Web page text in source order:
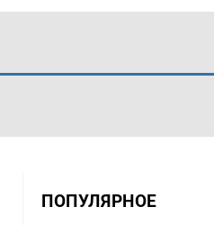
ПОПУЛЯРНОЕ